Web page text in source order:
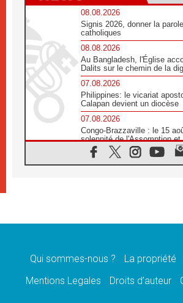
08.08.2026
Signis 2026, donner la
catholiques
08.08.2026
Au Bangladesh, l'Église
Dalits sur le chemin de la
07.08.2026
Philippines: le vicariat
Calapan devient un diocèse
07.08.2026
Congo-Brazzaville : le 15
solennité de l'Assomption et
nationale
07.08.2026
Pape en France dévoilé
1ère Conférence
Qui sommes-nous ? La propriété
Mentions Legales
Droits d’auteur